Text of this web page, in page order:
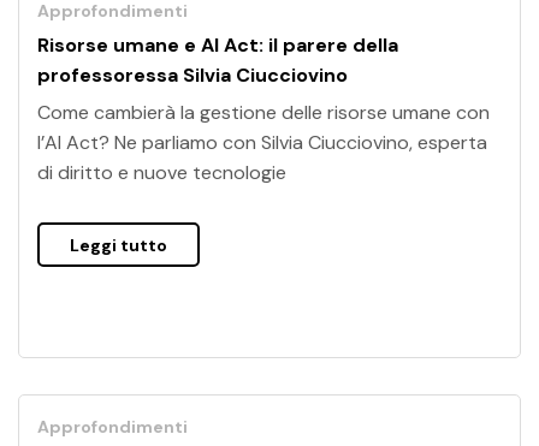
Approfondimenti
Risorse umane e AI Act: il parere della
professoressa Silvia Ciucciovino
Come cambierà la gestione delle risorse umane con
l’AI Act? Ne parliamo con Silvia Ciucciovino, esperta
di diritto e nuove tecnologie
Leggi tutto
Approfondimenti